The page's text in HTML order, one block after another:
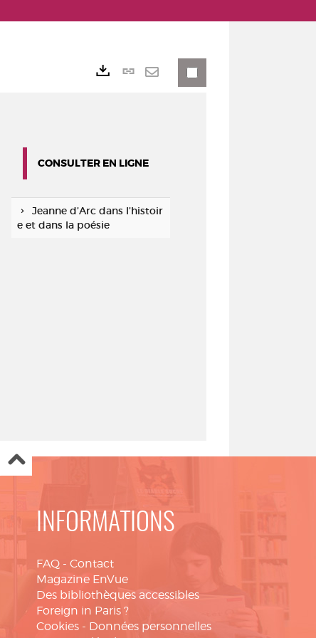
Lien
CONSULTER EN LIGNE
Jeanne d’Arc dans l’histoir
e et dans la poésie
INFORMATIONS
FAQ - Contact
Magazine EnVue
Des bibliothèques accessibles
Foreign in Paris ?
Cookies - Données personnelles